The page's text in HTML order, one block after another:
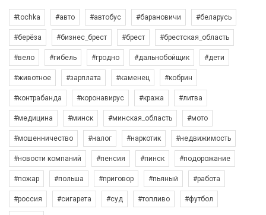
#tochka #авто #автобус #барановичи #беларусь
#берёза #бизнес_брест #брест #брестская_область
#вело #гибель #гродно #дальнобойщик #дети
#животное #зарплата #каменец #кобрин
#контрабанда #коронавирус #кража #литва
#медицина #минск #минская_область #мото
#мошенничество #налог #наркотик #недвижимость
#новости компаний #пенсия #пинск #подорожание
#пожар #польша #приговор #пьяный #работа
#россия #сигарета #суд #топливо #футбол